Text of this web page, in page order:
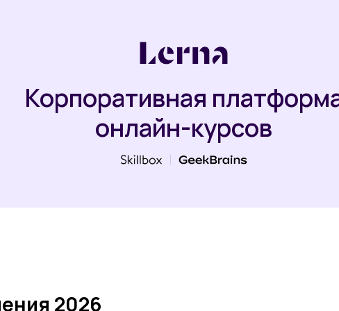
Корпоративная
онлайн-курсов
2026